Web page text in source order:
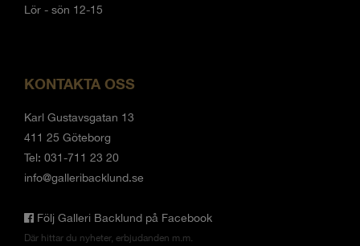
Lör - sön 12-15
KONTAKTA OSS
Karl Gustavsgatan 13
411 25 Göteborg
Tel: 031-711 23 20
info@galleribacklund.se
Följ Galleri Backlund på Facebook
Där hittar du nyheter, erbjudanden m.m.